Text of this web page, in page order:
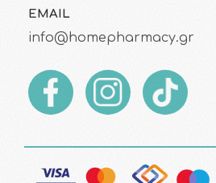
EMAIL
info@homepharmacy.gr